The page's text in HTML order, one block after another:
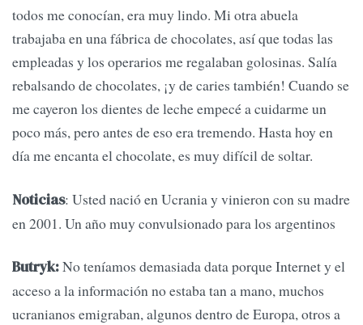
todos me conocían, era muy lindo. Mi otra abuela
trabajaba en una fábrica de chocolates, así que todas las
empleadas y los operarios me regalaban golosinas. Salía
rebalsando de chocolates, ¡y de caries también! Cuando se
me cayeron los dientes de leche empecé a cuidarme un
poco más, pero antes de eso era tremendo. Hasta hoy en
día me encanta el chocolate, es muy difícil de soltar.
Noticias: Usted nació en Ucrania y vinieron con su madre
en 2001. Un año muy convulsionado para los argentinos
Butryk:No teníamos demasiada data porque Internet y el
acceso a la información no estaba tan a mano, muchos
ucranianos emigraban, algunos dentro de Europa, otros a